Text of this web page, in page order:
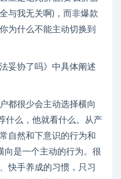
与我无关啊)，而非爆款
为什么不能主动切换到
妥协了吗》中具体阐述
都很少会主动选择横向
什么，他就看什么。从产
自然和下意识的行为和
向是一个主动的行为。很
快手养成的习惯，只习